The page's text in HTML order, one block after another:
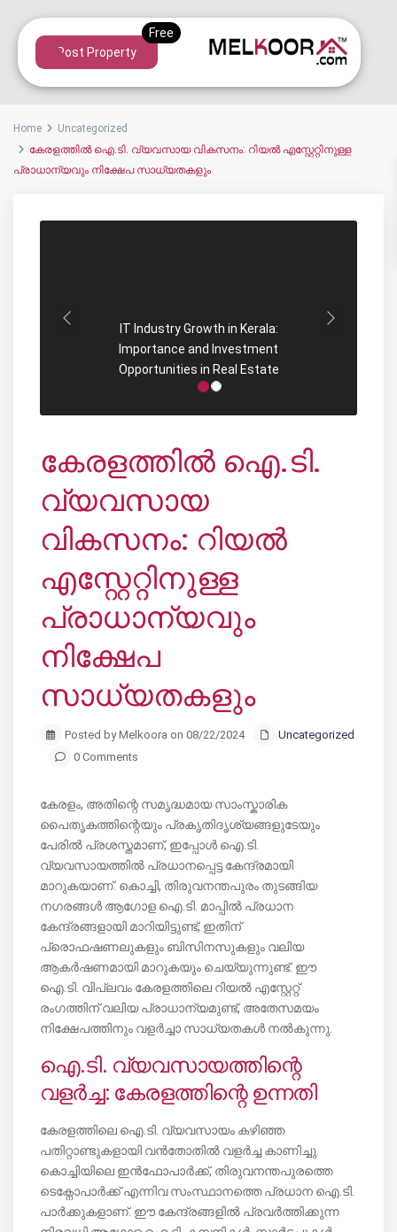
Post Property
Home
Uncategorized
കേരളത്തിൽ ഐ.ടി. വ്യവസായ വികസനം: റിയൽ എസ്റ്റേറ്റിനുള്ള
പ്രാധാന്യവും നിക്ഷേപ സാധ്യതകളും
IT Industry Growth in Kerala:
Importance and Investment
Opportunities in Real Estate
Previous Next
കേരളത്തിൽ ഐ.ടി.
വ്യവസായ
വികസനം: റിയൽ
എസ്റ്റേറ്റിനുള്ള
പ്രാധാന്യവും
നിക്ഷേപ
സാധ്യതകളും
Posted by Melkoora on 08/22/2024
Uncategorized
0 Comments
കേരളം, അതിന്റെ സമൃദ്ധമായ സാംസ്കാരിക
പൈതൃകത്തിന്റെയും പ്രകൃതിദൃശ്യങ്ങളുടേയും
പേരിൽ പ്രശസ്തമാണ്, ഇപ്പോൾ ഐ.ടി.
വ്യവസായത്തിൽ പ്രധാനപ്പെട്ട കേന്ദ്രമായി
മാറുകയാണ്. കൊച്ചി, തിരുവനന്തപുരം തുടങ്ങിയ
നഗരങ്ങൾ ആഗോള ഐ.ടി. മാപ്പിൽ പ്രധാന
കേന്ദ്രങ്ങളായി മാറിയിട്ടുണ്ട്, ഇതിന്
പ്രൊഫഷണലുകളും ബിസിനസുകളും വലിയ
ആകർഷണമായി മാറുകയും ചെയ്യുന്നുണ്ട്. ഈ
ഐ.ടി. വിപ്ലവം കേരളത്തിലെ റിയൽ എസ്റ്റേറ്റ്
രംഗത്തിന് വലിയ പ്രാധാന്യമുണ്ട്, അതേസമയം
നിക്ഷേപത്തിനും വളർച്ചാ സാധ്യതകൾ നൽകുന്നു.
ഐ.ടി. വ്യവസായത്തിന്റെ
വളർച്ച: കേരളത്തിന്റെ ഉന്നതി
കേരളത്തിലെ ഐ.ടി. വ്യവസായം കഴിഞ്ഞ
പതിറ്റാണ്ടുകളായി വൻതോതിൽ വളർച്ച കാണിച്ചു.
കൊച്ചിയിലെ ഇൻഫോപാർക്ക്, തിരുവനന്തപുരത്തെ
ടെക്നോപാർക്ക് എന്നിവ സംസ്ഥാനത്തെ പ്രധാന ഐ.ടി.
പാർക്കുകളാണ്. ഈ കേന്ദ്രങ്ങളിൽ പ്രവർത്തിക്കുന്ന